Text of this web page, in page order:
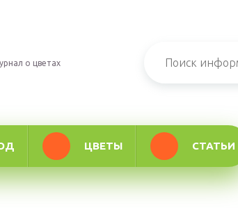
о цветах
ЦВЕТЫ СТАТЬИ